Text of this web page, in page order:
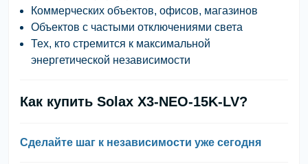
Коммерческих объектов, офисов, магазинов
Объектов с частыми отключениями света
Тех, кто стремится к максимальной
энергетической независимости
Как купить Solax X3-NEO-15K-LV?
Сделайте шаг к независимости уже сегодня